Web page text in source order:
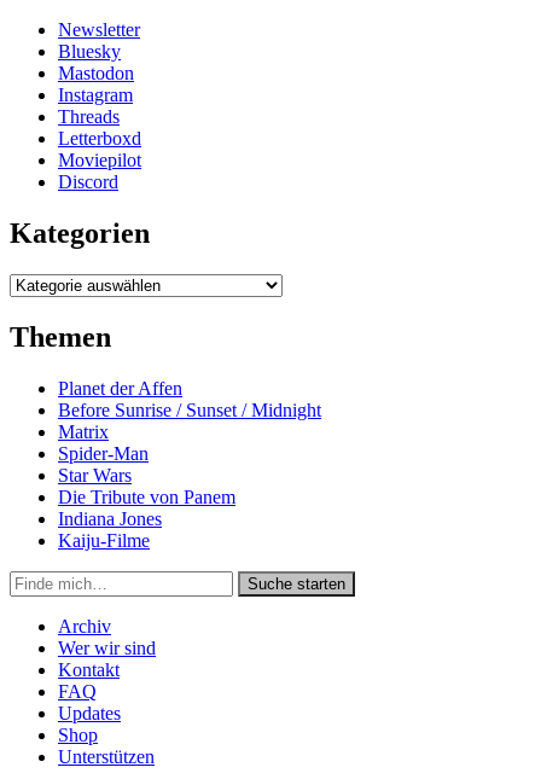
Newsletter
Bluesky
Mastodon
Instagram
Threads
Letterboxd
Moviepilot
Discord
Kategorien
Kategorien
Themen
Planet der Affen
Before Sunrise / Sunset / Midnight
Matrix
Spider-Man
Star Wars
Die Tribute von Panem
Indiana Jones
Kaiju-Filme
Suche
in
https://secondunit-
podcast.de/
Suche starten
Archiv
Wer wir sind
Kontakt
FAQ
Updates
Shop
Unterstützen